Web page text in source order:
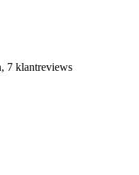
7 klantreviews